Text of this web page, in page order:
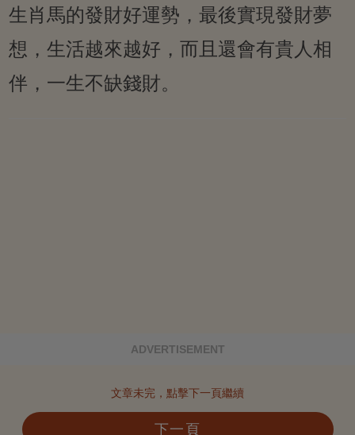
生肖馬的發財好運勢，最後實現發財夢
想，生活越來越好，而且還會有貴人相
伴，一生不缺錢財。
ADVERTISEMENT
文章未完，點擊下一頁繼續
下一頁